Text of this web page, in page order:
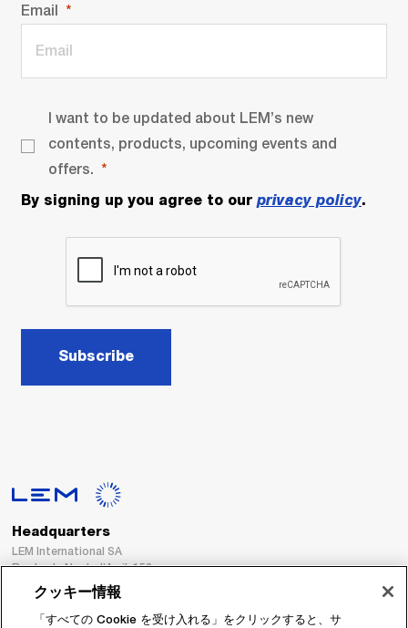
Email
I want to be updated about LEM’s new
contents, products, upcoming events and
offers.
By signing up you agree to our privacy policy.
Subscribe
Headquarters
LEM International SA
Route du Nant-d’Avril, 152
1217 Meyrin
Switzerland
クッキー情報
「すべての Cookie を受け入れる」をクリックすると、サ